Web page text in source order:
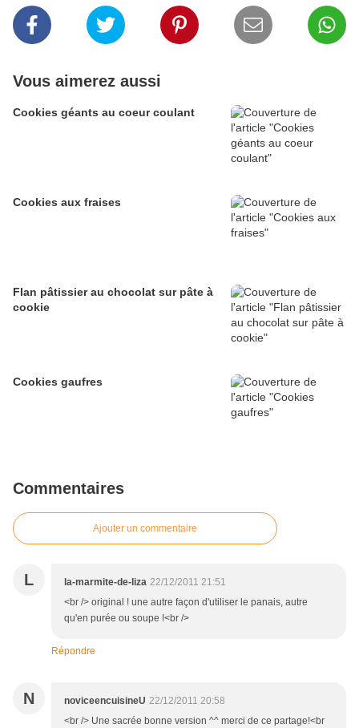
Vous aimerez aussi
Cookies géants au coeur coulant
Cookies aux fraises
Flan pâtissier au chocolat sur pâte à
cookie
Cookies gaufres
Commentaires
Ajouter un commentaire
L la-marmite-de-liza 22/12/2011 21:51
<br /> original ! une autre façon d'utiliser le panais, autre
qu'en purée ou soupe !<br />
Répondre
N noviceencuisineU 22/12/2011 20:58
<br /> Une sacrée bonne version ^^ merci de ce partage!<br